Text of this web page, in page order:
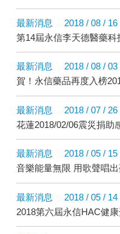
最新消息
2018 / 08 / 16
第14屆永信李天德醫藥
最新消息
2018 / 08 / 03
賀！永信藥品再度入榜
最新消息
2018 / 07 / 26
花蓮2018/02/06震災捐助
最新消息
2018 / 05 / 15
音樂能量無限 用歌聲唱
最新消息
2018 / 05 / 14
2018第六屆永信HAC健